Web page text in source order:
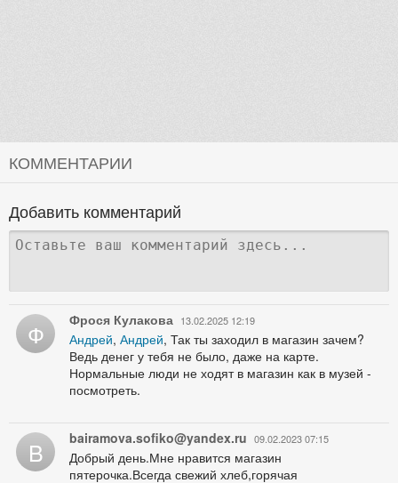
КОММЕНТАРИИ
Добавить комментарий
Ф Фрося Кулакова 13.02.2025 12:19
Андрей, Андрей, Так ты заходил в магазин зачем?
Ведь денег у тебя не было, даже на карте.
Нормальные люди не ходят в магазин как в музей -
посмотреть.
B bairamova.sofiko@yandex.ru 09.02.2023 07:15
Добрый день.Мне нравится магазин
пятерочка.Всегда свежий хлеб,горячая